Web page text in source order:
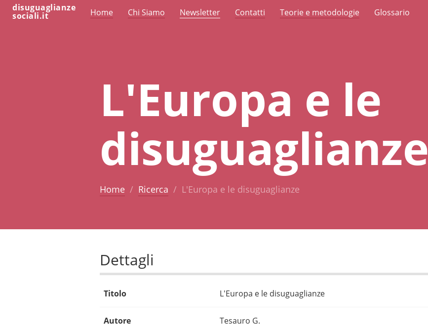
disuguaglianze
sociali.it Home Chi Siamo Newsletter Contatti Teorie e metodologie Glossario
L'Europa e le
disuguaglianze
Home Ricerca L'Europa e le disuguaglianze
Dettagli
Titolo L'Europa e le disuguaglianze
Autore Tesauro G.